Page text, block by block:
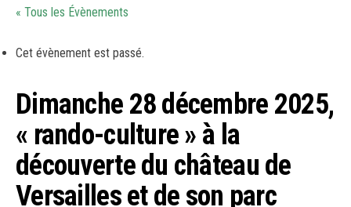
« Tous les Évènements
Cet évènement est passé.
Dimanche 28 décembre 2025,
« rando-culture » à la
découverte du château de
Versailles et de son parc